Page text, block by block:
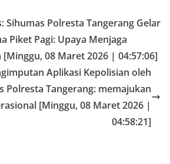
Sihumas Polresta Tangerang Gelar
Piket Pagi: Upaya Menjaga
[Minggu, 08 Maret 2026 | 04:57:06]
Aplikasi Kepolisian oleh
Polresta Tangerang: memajukan
[Minggu, 08 Maret 2026 |
04:58:21]